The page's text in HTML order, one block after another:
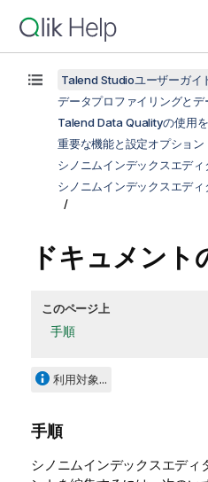
Talend Studioユーザーガイ
データプロファイリングとデ
Talend Data Qualityの使用
重要な機能と設定オプション
シノニムインデックスエディ
シノニムインデックスエデ
ドキュメント
このページ上
手順
利用対象...
手順
シノニムインデックスエディ